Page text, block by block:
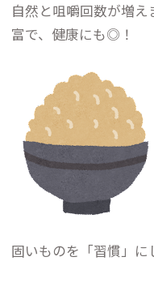
自然と咀嚼回数が増
富で、健康にも◎！
固いものを「習慣」に